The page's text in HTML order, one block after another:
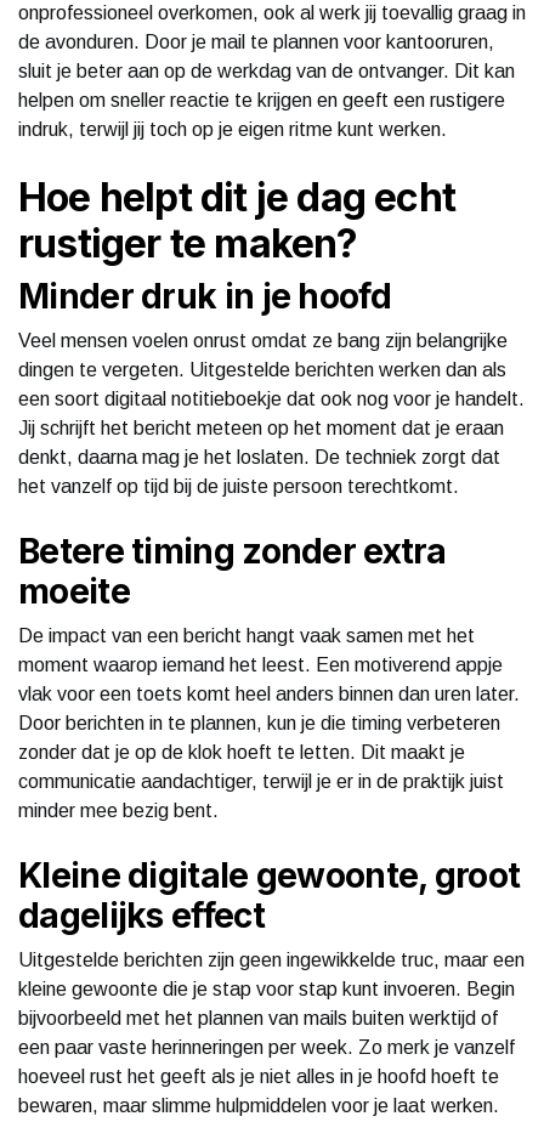
onprofessioneel overkomen, ook al werk jij toevallig graag in
de avonduren. Door je mail te plannen voor kantooruren,
sluit je beter aan op de werkdag van de ontvanger. Dit kan
helpen om sneller reactie te krijgen en geeft een rustigere
indruk, terwijl jij toch op je eigen ritme kunt werken.
Hoe helpt dit je dag echt
rustiger te maken?
Minder druk in je hoofd
Veel mensen voelen onrust omdat ze bang zijn belangrijke
dingen te vergeten. Uitgestelde berichten werken dan als
een soort digitaal notitieboekje dat ook nog voor je handelt.
Jij schrijft het bericht meteen op het moment dat je eraan
denkt, daarna mag je het loslaten. De techniek zorgt dat
het vanzelf op tijd bij de juiste persoon terechtkomt.
Betere timing zonder extra
moeite
De impact van een bericht hangt vaak samen met het
moment waarop iemand het leest. Een motiverend appje
vlak voor een toets komt heel anders binnen dan uren later.
Door berichten in te plannen, kun je die timing verbeteren
zonder dat je op de klok hoeft te letten. Dit maakt je
communicatie aandachtiger, terwijl je er in de praktijk juist
minder mee bezig bent.
Kleine digitale gewoonte, groot
dagelijks effect
Uitgestelde berichten zijn geen ingewikkelde truc, maar een
kleine gewoonte die je stap voor stap kunt invoeren. Begin
bijvoorbeeld met het plannen van mails buiten werktijd of
een paar vaste herinneringen per week. Zo merk je vanzelf
hoeveel rust het geeft als je niet alles in je hoofd hoeft te
bewaren, maar slimme hulpmiddelen voor je laat werken.